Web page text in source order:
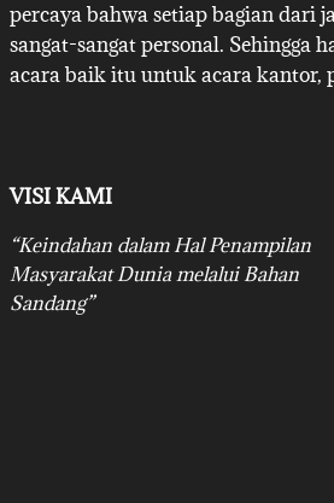
percaya bahwa setiap bagian dari
sangat-sangat personal. Sehingga
acara baik itu untuk acara kantor,
VISI KAMI
“Keindahan dalam Hal Penampilan
Masyarakat Dunia melalui Bahan
Sandang”